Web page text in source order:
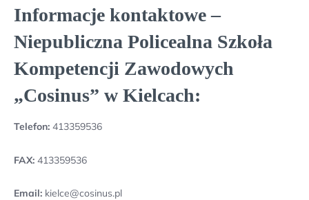
Informacje kontaktowe –
Niepubliczna Policealna Szkoła
Kompetencji Zawodowych
„Cosinus” w Kielcach:
Telefon: 413359536
FAX: 413359536
Email: kielce@cosinus.pl